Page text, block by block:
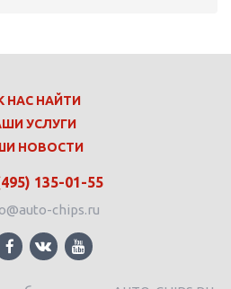
НАС НАЙТИ
УСЛУГИ
НОВОСТИ
135-01-55
chips.ru